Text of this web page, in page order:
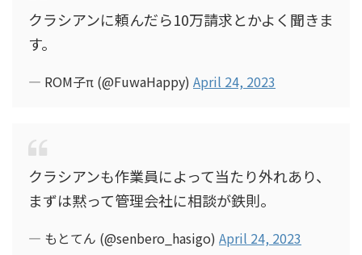
クラシアンに頼んだら10万請求とかよく聞きま
す。
— ROM子π (@FuwaHappy) April 24, 2023
クラシアンも作業員によって当たり外れあり、
まずは黙って管理会社に相談が鉄則。
— もとてん (@senbero_hasigo) April 24, 2023